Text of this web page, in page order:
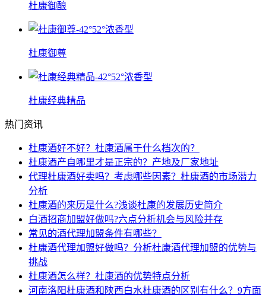
杜康御酿
杜康御尊
杜康经典精品
热门资讯
杜康酒好不好？杜康酒属于什么档次的？
杜康酒产自哪里才是正宗的？产地及厂家地址
代理杜康酒好卖吗？考虑哪些因素？杜康酒的市场潜力
分析
杜康酒的来历是什么?浅谈杜康的发展历史简介
白酒招商加盟好做吗?六点分析机会与风险并存
常见的酒代理加盟条件有哪些？
杜康酒代理加盟好做吗？分析杜康酒代理加盟的优势与
挑战
杜康酒怎么样？杜康酒的优势特点分析
河南洛阳杜康酒和陕西白水杜康酒的区别有什么？9方面